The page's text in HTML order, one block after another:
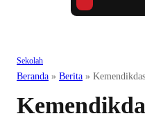
Sekolah
Beranda » Berita »